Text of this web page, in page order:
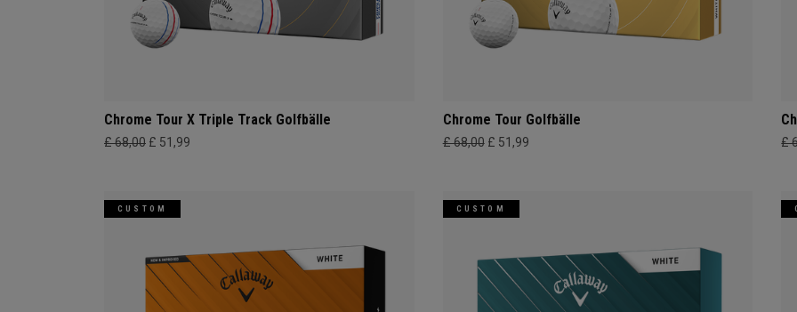
Chrome Tour X Triple Track Golfbälle
£ 68,00 £ 51,99
Chrome Tour Golfbälle
£ 68,00 £ 51,99 £
CUSTOM CUSTOM